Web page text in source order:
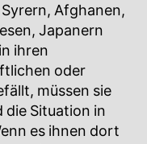
Afghanen,
Japanern
ihren
oder
müssen sie
die Situation in
es ihnen dort